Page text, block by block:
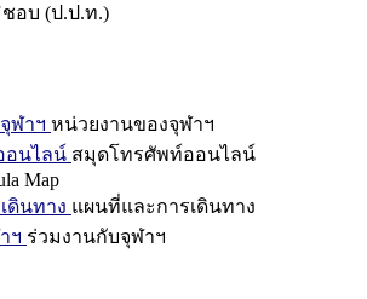
อบ (ป.ป.ท.)
ฬาฯ หน่วยงานของจุฬาฯ
อนไลน์ สมุดโทรศัพท์ออนไลน์
Map
ดินทาง แผนที่และการเดินทาง
ฯ ร่วมงานกับจุฬาฯ